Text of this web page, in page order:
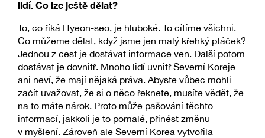
lidí. Co lze ještě dělat?
To, co říká Hyeon-seo, je hluboké. To cítíme všichni.
Co můžeme dělat, když jsme jen malý křehký ptáček?
Jednou z cest je dostávat informace ven. Další potom
dostávat je dovnitř. Mnoho lidí uvnitř Severní Koreje
ani neví, že mají nějaká práva. Abyste vůbec mohli
začít uvažovat, že si o něco řeknete, musíte vědět, že
na to máte nárok. Proto může pašování těchto
informací, jakkoli je to pomalé, přinést změnu
v myšlení. Zároveň ale Severní Korea vytvořila